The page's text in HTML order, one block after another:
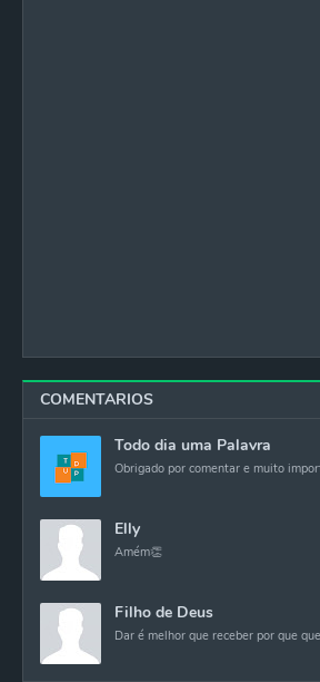
COMENTARIOS
Todo dia uma Palavra
Obrigado por comentar e muito
Elly
Amém👏
Filho de Deus
Dar é melhor que receber por que